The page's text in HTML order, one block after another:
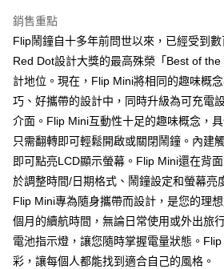
台灣樂天信用卡公司
付款後7-11取貨
每筆NT$80，滿NT$1,000(含以上)免運費
每筆NT$120，滿NT$1,000(含以上)免運費
黑貓宅配(離島)
每筆NT$250，滿NT$2,000(含以上)免運費
付款後門市自取
每筆NT$120，滿NT$1,000(含以上)免運費
銷售重點
Flip鬧鐘自十多年前問世以來，已經受到
Red Dot設計大獎的最高殊榮「Best of
計地位。現在，Flip Mini將相同的趣味概
巧、好攜帶的設計中，同時升級為可充電
介面。Flip Mini互動性十足的趣味概念，
只需翻轉即可輕鬆開啟或關閉鬧鐘。內建
即可點亮LCD顯示螢幕。Flip Mini還在背
於調整時間/日期格式、鬧鐘設定和螢幕亮
Flip Mini專為隨身攜帶而設計，是您的理
個月的續航時間，無論日常使用或外出旅
電池指示燈，讓您隨時掌握電量狀態。
彩，讓每個人都能找到適合自己的風格。